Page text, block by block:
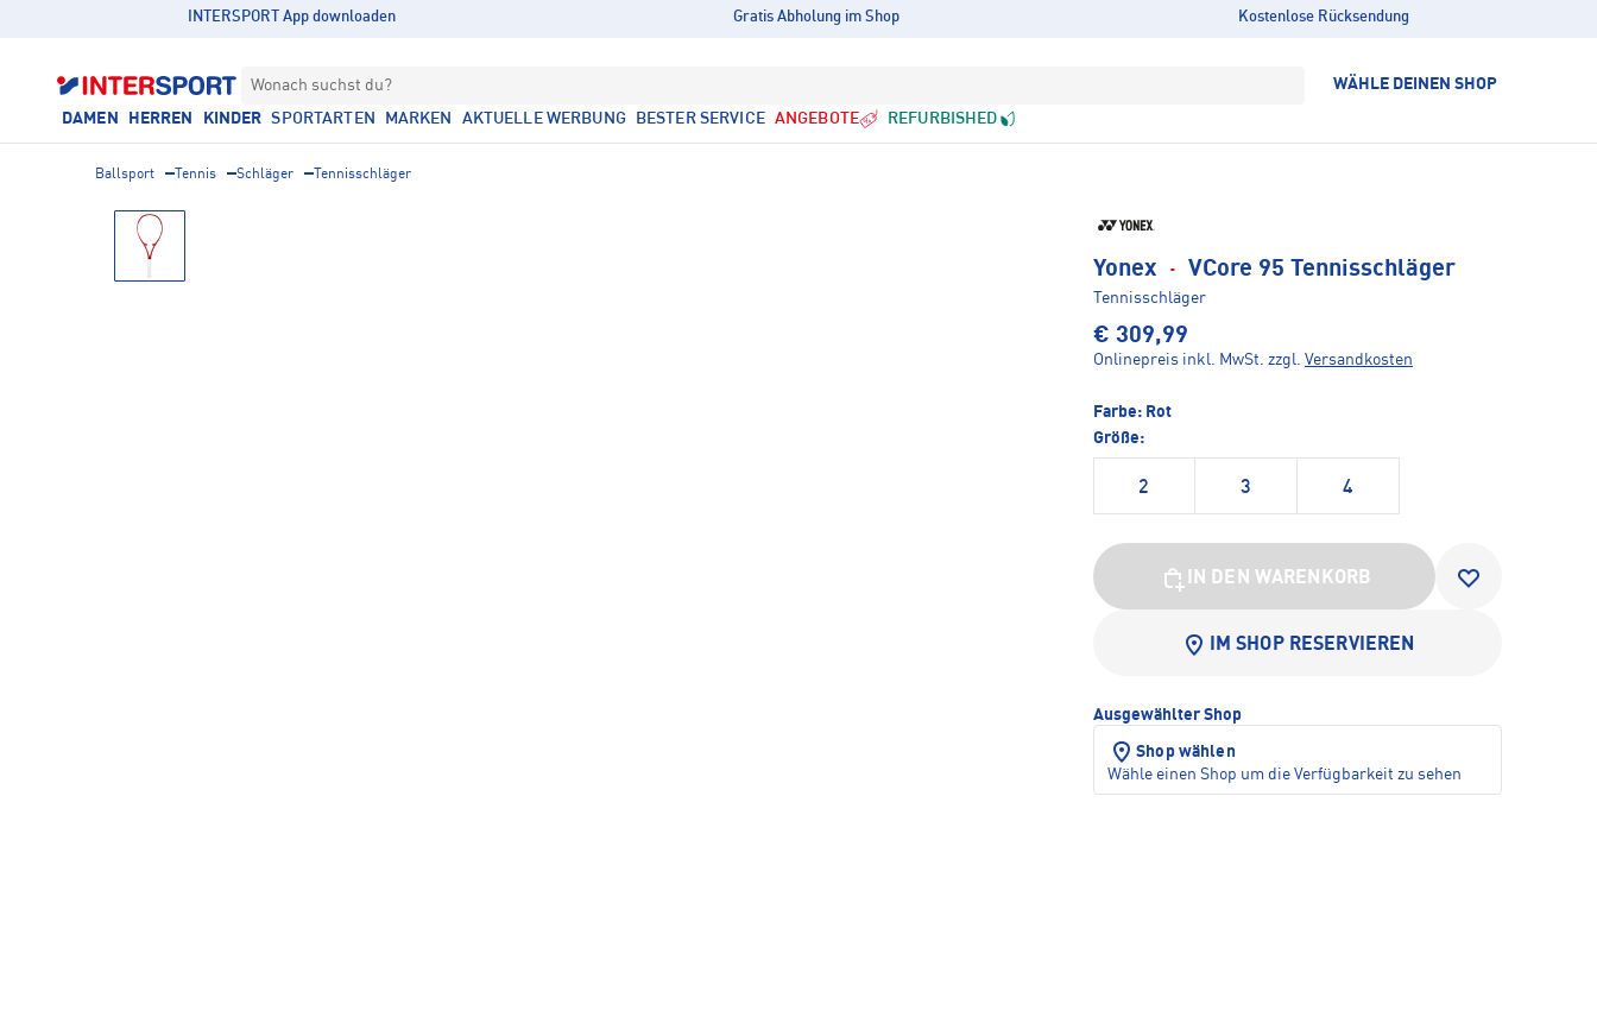
INTERSPORT App downloaden Gratis Abholung im Shop Kostenlose Rücksendung
Wonach suchst du? WÄHLE DEINEN SHOP
DAMEN HERREN KINDER SPORTARTEN MARKEN AKTUELLE WERBUNG BESTER SERVICE ANGEBOTE REFURBISHED
Ballsport Tennis Schläger Tennisschläger
Yonex · VCore 95 Tennisschläger
Tennisschläger
€ 309,99
Onlinepreis inkl. MwSt. zzgl. Versandkosten
Farbe: Rot
Größe:
2 3 4
IN DEN WARENKORB
IM SHOP RESERVIEREN
Ausgewählter Shop
Shop wählen
Wähle einen Shop um die Verfügbarkeit zu sehen